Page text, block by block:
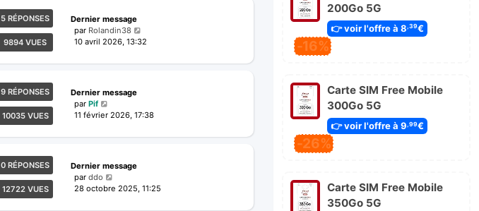
5 RÉPONSES
9894 VUES
Dernier message
par Rolandin38
10 avril 2026, 13:32
9 RÉPONSES
10035 VUES
Dernier message
par Pif
11 février 2026, 17:38
0 RÉPONSES
12722 VUES
Dernier message
par ddo
28 octobre 2025, 11:25
200Go 5G
👉 voir l'offre à 8,39€
-16%
Carte SIM Free Mobile
300Go 5G
👉 voir l'offre à 9 ,99€
-26%
Carte SIM Free Mobile
350Go 5G